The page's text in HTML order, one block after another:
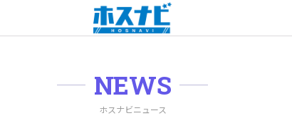
NEWS
ホスナビニュース